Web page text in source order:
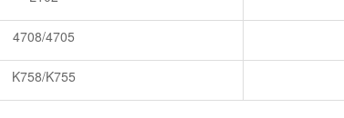
4708/4705
K758/K755